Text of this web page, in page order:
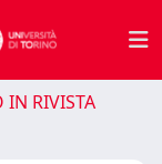
IN RIVISTA